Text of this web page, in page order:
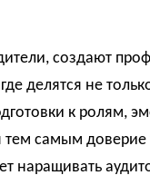
создают
делятся не
к ролям,
самым доверие
наращивать